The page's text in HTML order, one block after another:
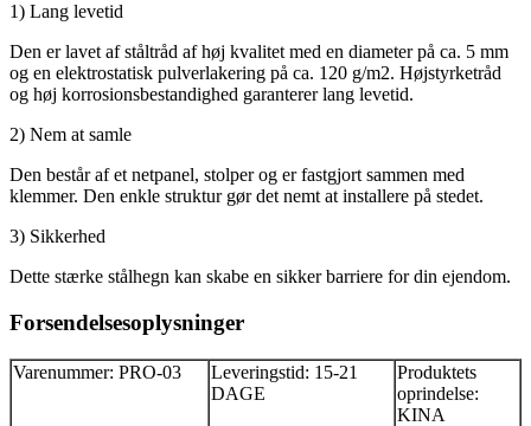
1) Lang levetid
Den er lavet af ståltråd af høj kvalitet med en diameter på ca. 5 mm
og en elektrostatisk pulverlakering på ca. 120 g/m2. Højstyrketråd
og høj korrosionsbestandighed garanterer lang levetid.
2) Nem at samle
Den består af et netpanel, stolper og er fastgjort sammen med
klemmer. Den enkle struktur gør det nemt at installere på stedet.
3) Sikkerhed
Dette stærke stålhegn kan skabe en sikker barriere for din ejendom.
Forsendelsesoplysninger
Varenummer: PRO-03
Leveringstid: 15-21
DAGE
Produktets
oprindelse:
KINA